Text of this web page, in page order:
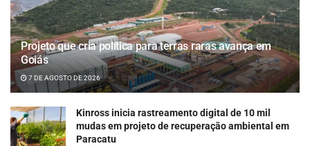
Projeto que cria política para terras raras avança em
Goiás
7 DE AGOSTO DE 2026
Kinross inicia rastreamento digital de 10 mil
mudas em projeto de recuperação ambiental em
Paracatu